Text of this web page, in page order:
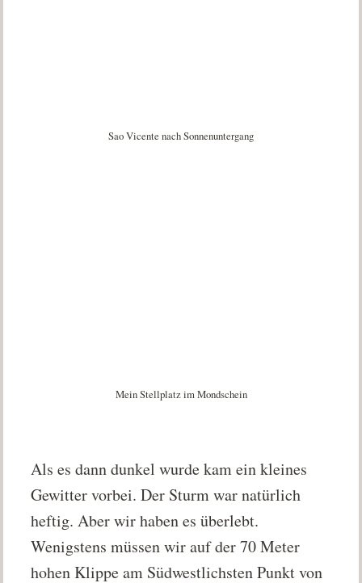
Sao Vicente nach Sonnenuntergang
Mein Stellplatz im Mondschein
Als es dann dunkel wurde kam ein kleines
Gewitter vorbei. Der Sturm war natürlich
heftig. Aber wir haben es überlebt.
Wenigstens müssen wir auf der 70 Meter
hohen Klippe am Südwestlichsten Punkt von